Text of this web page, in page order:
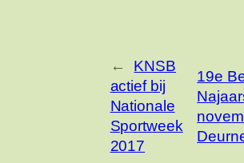
←
KNSB
actief bij
Nationale
Sportweek
2017
19e